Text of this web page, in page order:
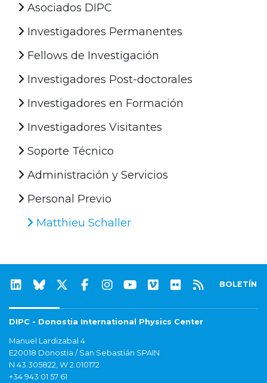
Asociados DIPC
Investigadores Permanentes
Fellows de Investigación
Investigadores Post-doctorales
Investigadores en Formación
Investigadores Visitantes
Soporte Técnico
Administración y Servicios
Personal Previo
Matthieu Schaller
BOLETÍN
DIPC - Donostia International Physics Center
Manuel Lardizabal 4
E20018 Donostia / San Sebastián SPAIN
N 43.305822, W 2.010172
+34 943 01 57 61